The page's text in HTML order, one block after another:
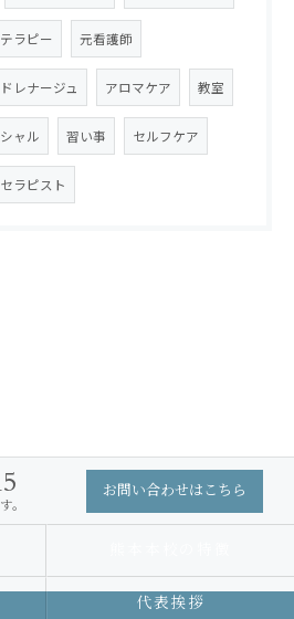
ラピー 元看護師
レナージュ アロマケア 教室
ャル 習い事 セルフケア
ラピスト
。
お問い合わせはこちら
代表挨拶